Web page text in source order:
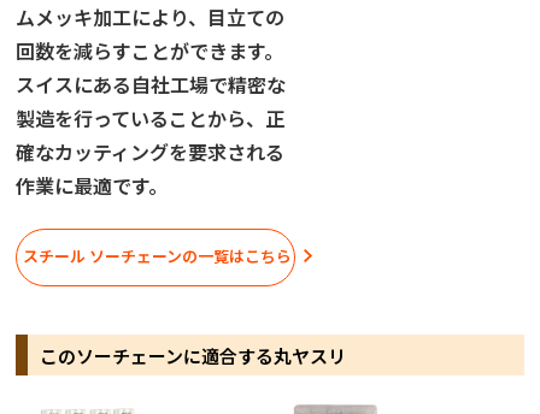
ムメッキ加工により、目立ての
回数を減らすことができます。
スイスにある自社工場で精密な
製造を行っていることから、正
確なカッティングを要求される
作業に最適です。
スチール ソーチェーンの一覧はこちら
このソーチェーンに適合する丸ヤスリ